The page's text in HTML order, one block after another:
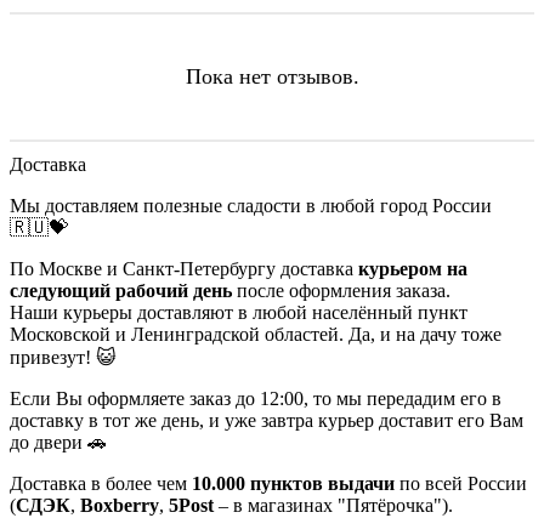
Пока нет отзывов.
Доставка
Мы доставляем полезные сладости в любой город России
🇷🇺💝
По Москве и Санкт-Петербургу доставка курьером на
следующий рабочий день после оформления заказа.
Наши курьеры доставляют в любой населённый пункт
Московской и Ленинградской областей. Да, и на дачу тоже
привезут! 😺
Если Вы оформляете заказ до 12:00, то мы передадим его в
доставку в тот же день, и уже завтра курьер доставит его Вам
до двери 🚗
Доставка в более чем 10.000 пунктов выдачи по всей России
(СДЭК, Boxberry, 5Post– в магазинах "Пятёрочка").